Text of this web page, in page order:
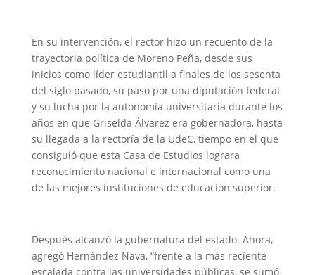
En su intervención, el rector hizo un recuento de la
trayectoria política de Moreno Peña, desde sus
inicios como líder estudiantil a finales de los sesenta
del siglo pasado, su paso por una diputación federal
y su lucha por la autonomía universitaria durante los
años en que Griselda Álvarez era gobernadora, hasta
su llegada a la rectoría de la UdeC, tiempo en el que
consiguió que esta Casa de Estudios lograra
reconocimiento nacional e internacional como una
de las mejores instituciones de educación superior.
Después alcanzó la gubernatura del estado. Ahora,
agregó Hernández Nava, “frente a la más reciente
escalada contra las universidades públicas, se sumó